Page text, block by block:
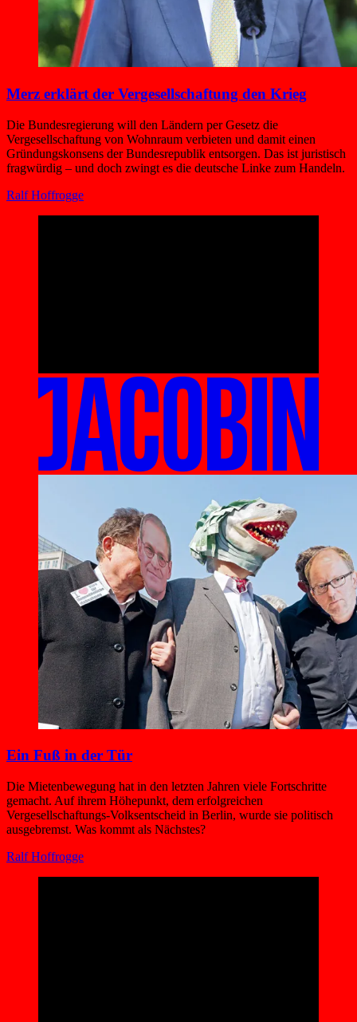
Merz erklärt der Vergesellschaftung den Krieg
Die Bundesregierung will den Ländern per Gesetz die
Vergesellschaftung von Wohnraum verbieten und damit einen
Gründungskonsens der Bundesrepublik entsorgen. Das ist juristisch
fragwürdig – und doch zwingt es die deutsche Linke zum Handeln.
Ralf Hoffrogge
Ein Fuß in der Tür
Die Mietenbewegung hat in den letzten Jahren viele Fortschritte
gemacht. Auf ihrem Höhepunkt, dem erfolgreichen
Vergesellschaftungs-Volksentscheid in Berlin, wurde sie politisch
ausgebremst. Was kommt als Nächstes?
Ralf Hoffrogge